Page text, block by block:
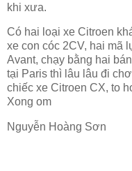
khi xưa.
Có hai loại xe Citroen
xe con cóc 2CV, hai mã
Avant, chạy bằng hai
tại Paris thì lâu lâu đi
chiếc xe Citroen CX, to
Xong om
Nguyễn Hoàng Sơn